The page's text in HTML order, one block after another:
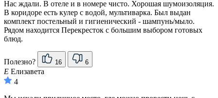
Нас ждали. В отеле и в номере чисто. Хорошая шумоизоляция.
В коридоре есть кулер с водой, мультиварка. Был выдан
комплект постельный и гигиенический - шампунь/мыло.
Рядом находится Перекресток с большим выбором готовых
блюд.
Полезно? 16 6
Е Елизавета
4